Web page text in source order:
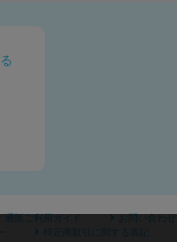
通販ご利用ガイド
お問い合わせ
特定商取引に関する表記